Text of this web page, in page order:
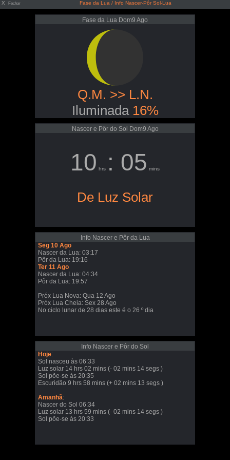
X Fechar Fase da Lua / Info Nascer-Pôr Sol-Lua
Fase da Lua Dom9 Ago
Q.M. >> L.N.
Iluminada 16%
Nascer e Pôr do Sol Dom9 Ago
10 hrs : 05 mins
De Luz Solar
Info Nascer e Pôr da Lua
Seg 10 Ago
Nascer da Lua: 03:17
Pôr da Lua: 19:16
Ter 11 Ago
Nascer da Lua: 04:34
Pôr da Lua: 19:57
Próx Lua Nova: Qua 12 Ago
Próx Lua Cheia: Sex 28 Ago
No ciclo lunar de 28 dias este é o 26 º dia
Info Nascer e Pôr do Sol
Hoje:
Sol nasceu às 06:33
Luz solar 14 hrs 02 mins (- 02 mins 14 segs )
Sol põe-se às 20:35
Escuridão 9 hrs 58 mins (+ 02 mins 13 segs )
Amanhã:
Nascer do Sol 06:34
Luz solar 13 hrs 59 mins (- 02 mins 14 segs )
Sol põe-se às 20:33